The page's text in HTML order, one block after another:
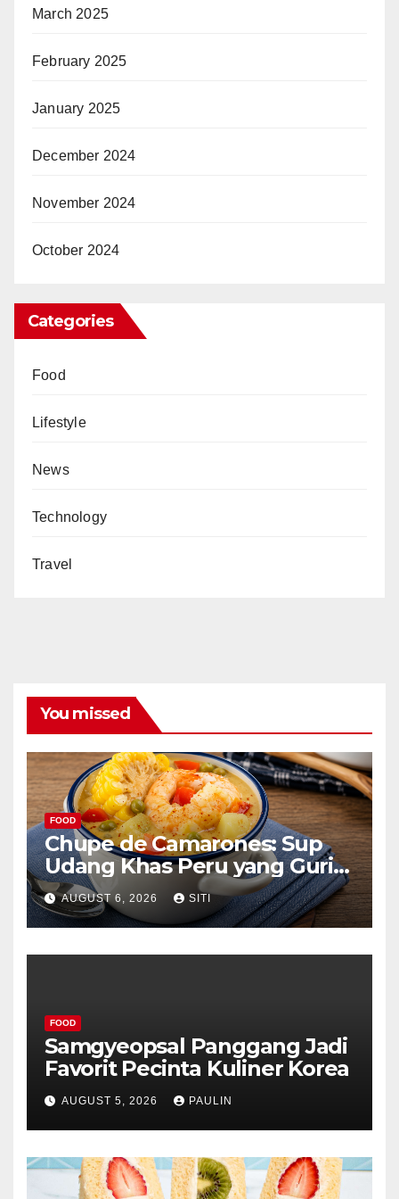
March 2025
February 2025
January 2025
December 2024
November 2024
October 2024
Categories
Food
Lifestyle
News
Technology
Travel
You missed
FOOD
Chupe de Camarones: Sup
Udang Khas Peru yang Gurih
Lezat
AUGUST 6, 2026 SITI
FOOD
Samgyeopsal Panggang Jadi
Favorit Pecinta Kuliner Korea
AUGUST 5, 2026 PAULIN